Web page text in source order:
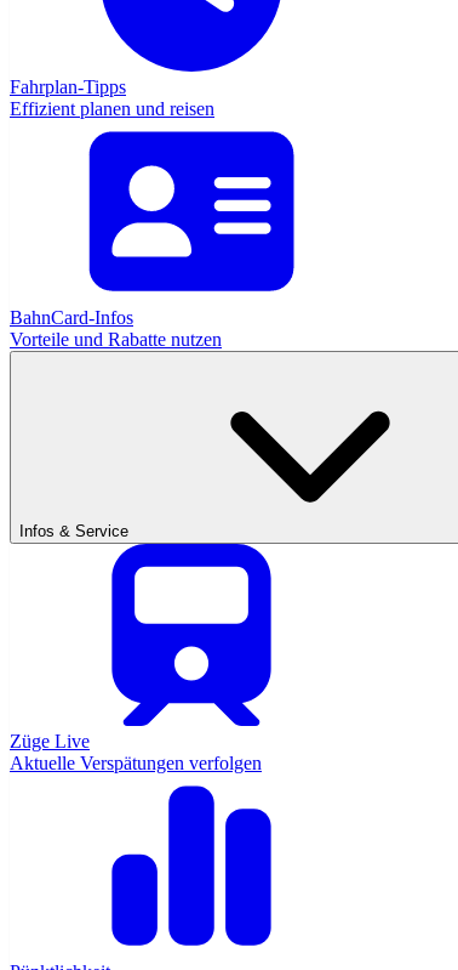
Fahrplan-Tipps
Effizient planen und reisen
BahnCard-Infos
Vorteile und Rabatte nutzen
Infos & Service
Züge Live
Aktuelle Verspätungen verfolgen